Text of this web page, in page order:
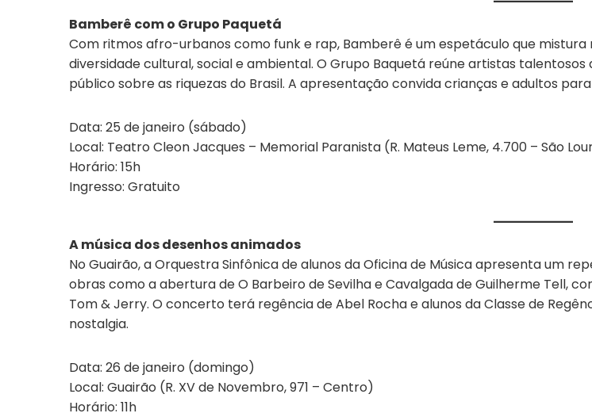
Bamberê com o Grupo Paquetá
Com ritmos afro-urbanos como funk e rap, Bamberê é um espetáculo que
diversidade cultural, social e ambiental. O Grupo Baquetá reúne artistas
público sobre as riquezas do Brasil. A apresentação convida crianças e adultos
Data: 25 de janeiro (sábado)
Local: Teatro Cleon Jacques – Memorial Paranista (R. Mateus Leme, 4.700 – São
Horário: 15h
Ingresso: Gratuito
A música dos desenhos animados
No Guairão, a Orquestra Sinfônica de alunos da Oficina de Música apresenta um
obras como a abertura de O Barbeiro de Sevilha e Cavalgada de Guilherme Tell,
Tom & Jerry. O concerto terá regência de Abel Rocha e alunos da Classe de
nostalgia.
Data: 26 de janeiro (domingo)
Local: Guairão (R. XV de Novembro, 971 – Centro)
Horário: 11h